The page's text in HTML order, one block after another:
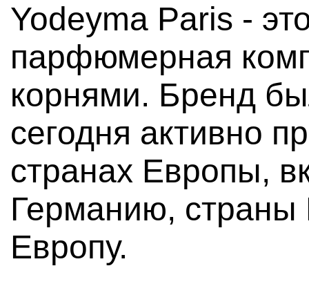
Yodeyma Paris -
парфюмерная
корнями. Бренд
сегодня активно
странах Европы,
Германию, страны
Европу.